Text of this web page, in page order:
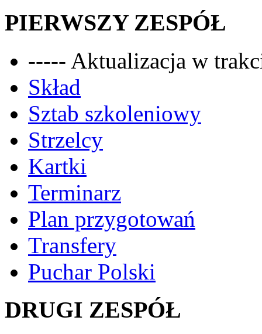
PIERWSZY ZESPÓŁ
----- Aktualizacja w
Skład
Sztab szkoleniowy
Strzelcy
Kartki
Terminarz
Plan przygotowań
Transfery
Puchar Polski
DRUGI ZESPÓŁ